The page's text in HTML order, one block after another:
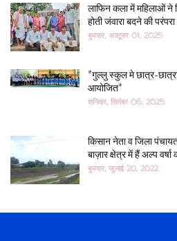
लाफिन कला में महिलाओं ने
होती जंवारा बदने की
बुधवार, अक्टूबर 01, 2025
*गुल्लु स्कुल मे छात्र-
आयोजित*
शनिवार, सितंबर 06, 2025
किसान नेता व जिला
बाज़ार क्षेत्र में हैं अल्प वर्षा
बुधवार, जुलाई 20, 2022